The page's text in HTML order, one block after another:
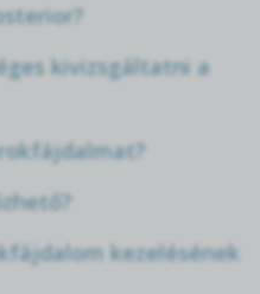
kivizsgáltatni a
kezelésének